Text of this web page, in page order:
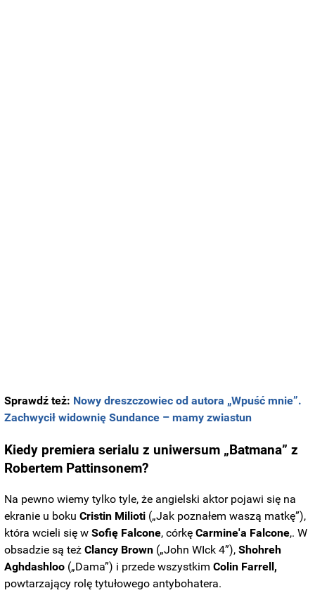
Sprawdź też: Nowy dreszczowiec od autora „Wpuść mnie”.
Zachwycił widownię Sundance – mamy zwiastun
Kiedy premiera serialu z uniwersum „Batmana” z
Robertem Pattinsonem?
Na pewno wiemy tylko tyle, że angielski aktor pojawi się na
ekranie u bokuCristin Milioti („Jak poznałem waszą matkę”),
która wcieli się w Sofię Falcone, córkęCarmine'a Falcone,. W
obsadzie są też Clancy Brown („John WIck 4”),Shohreh
Aghdashloo („Dama”) i przede wszystkimColin Farrell,
powtarzający rolę tytułowego antybohatera.